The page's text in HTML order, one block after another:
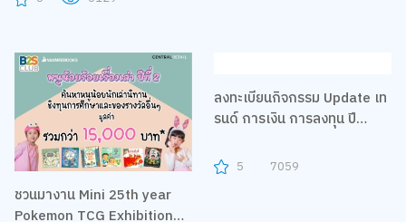
ชวนมางาน Mini 25th year
Pokemon TCG Exhibition
ลงทะเบียนกิจกรรม Update เท
รนด์ การเงิน การลงทุน ปี
5 7059